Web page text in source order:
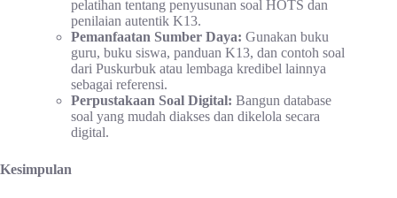
pelatihan tentang penyusunan soal HOTS dan
penilaian autentik K13.
Pemanfaatan Sumber Daya: Gunakan buku
guru, buku siswa, panduan K13, dan contoh soal
dari Puskurbuk atau lembaga kredibel lainnya
sebagai referensi.
Perpustakaan Soal Digital: Bangun database
soal yang mudah diakses dan dikelola secara
digital.
Kesimpulan